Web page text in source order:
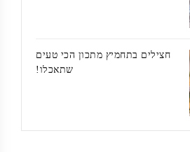
חצילים בתחמיץ מתכון הכי טעים
שתאכלו!